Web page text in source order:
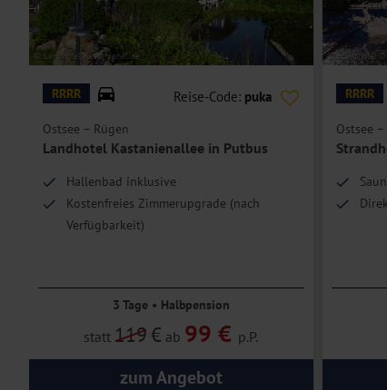
einen Balkon oder Terrasse.
Einzelzimmerbieten bei gleicher Ausstattung wie die
© Landhotel Kastanienallee
RRRR Reise-Code: puka
Ostsee – Rügen
Landhotel Kastanienallee in Putbus
Hallenbad inklusive
Kostenfreies Zimmerupgrade (nach
Verfügbarkeit)
3 Tage • Halbpension
statt 119€ ab 99 € p.P.
zum Angebot
© Standhotel
RRRR
Ostsee